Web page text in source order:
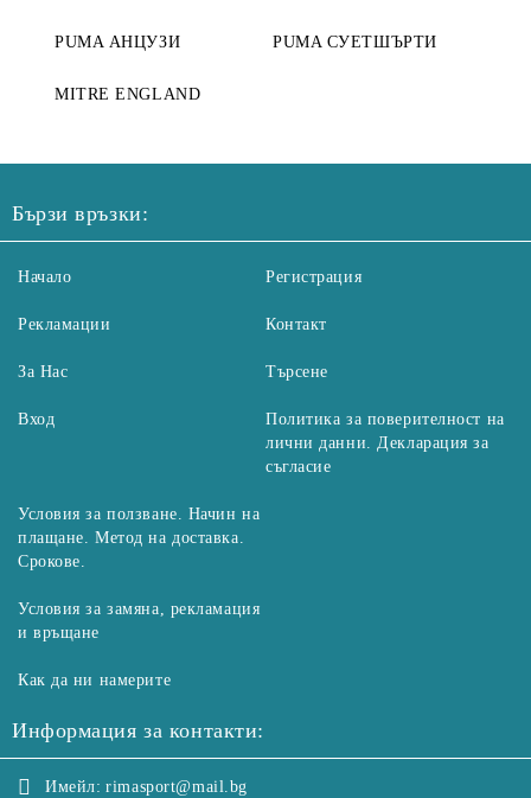
PUMA АНЦУЗИ PUMA СУЕТШЪРТИ
MITRE ENGLAND
Бързи връзки:
Начало
Рекламации
За Нас
Вход
Регистрация
Контакт
Търсене
Политика за поверителност на
лични данни. Декларация за
съгласие
Условия за ползване. Начин на
плащане. Метод на доставка.
Срокове.
Условия за замяна, рекламация
и връщане
Как да ни намерите
Информация за контакти:
Имейл: rimasport@mail.bg